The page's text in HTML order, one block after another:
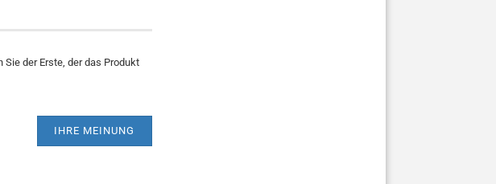
der Erste, der das Produkt
IHRE MEINUNG